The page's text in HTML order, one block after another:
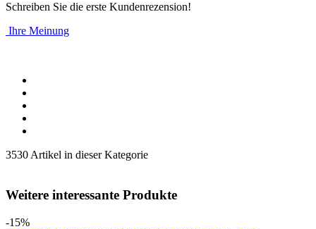
Schreiben Sie die erste Kundenrezension!
Ihre Meinung
3530 Artikel in dieser Kategorie
Weitere interessante Produkte
-15%